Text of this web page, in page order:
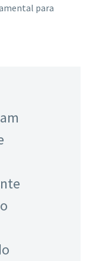
para